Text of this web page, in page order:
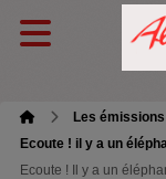
Les
Ecoute ! il y a un
Ecoute ! Il y a un